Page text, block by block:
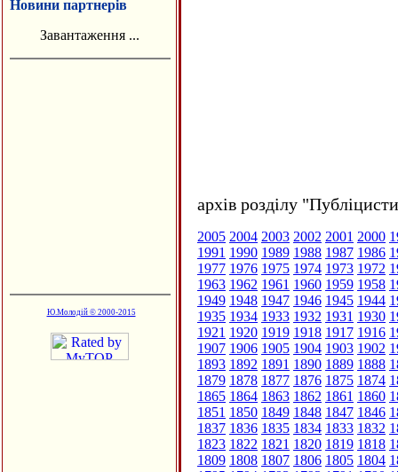
Новини партнерів
Завантаження ...
Ю.Молодій © 2000-2015
архів розділу
2005 2004 2003 2002 2001 2000
1991 1990 1989 1988 1987 1986
1977 1976 1975 1974 1973 1972
1963 1962 1961 1960 1959 1958
1949 1948 1947 1946 1945 1944
1935 1934 1933 1932 1931 1930
1921 1920 1919 1918 1917 1916
1907 1906 1905 1904 1903 1902
1893 1892 1891 1890 1889 1888
1879 1878 1877 1876 1875 1874
1865 1864 1863 1862 1861 1860
1851 1850 1849 1848 1847 1846
1837 1836 1835 1834 1833 1832
1823 1822 1821 1820 1819 1818
1809 1808 1807 1806 1805 1804